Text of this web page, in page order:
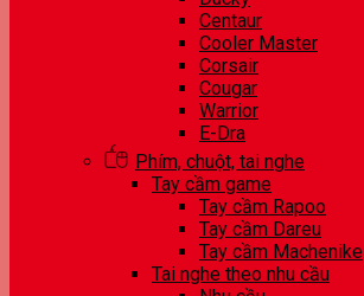
Centaur
Cooler Master
Corsair
Cougar
Warrior
E-Dra
Phím, chuột, tai nghe
Tay cầm game
Tay cầm Rapoo
Tay cầm Dareu
Tay cầm Machenike
Tai nghe theo nhu cầu